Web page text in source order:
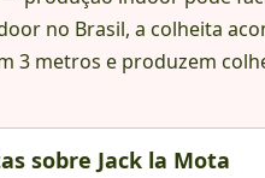
no Brasil, a colheita
3 metros e produzem
sobre Jack la Mota